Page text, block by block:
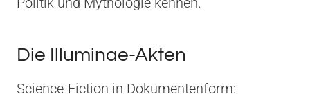
Die Illuminae-Akten
Science-Fiction in Dokumentenform: